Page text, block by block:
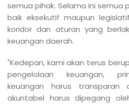
semua pihak. Selama ini semua
baik eksekutif maupun
koridor dan aturan yang
keuangan daerah.
"Kedepan, kami akan terus
pengelolaan keuangan,
keuangan harus transparan
akuntabel harus dipegang